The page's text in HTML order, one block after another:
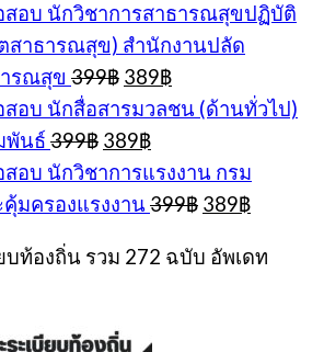
สอบ นักวิชาการสาธารณสุขปฏิบัติ
สาธารณสุข) สำนักงานปลัด
ารณสุข 399฿ Original
was:
399฿.
389฿Current
price
is:
อบ นักสื่อสารมวลชน (ด้านทั่วไป)
พันธ์ 399฿ Original
was:
399฿.
389฿Current
is:
389฿.
อบ นักวิชาการแรงงาน กรม
มครองแรงงาน 399฿ Original
was:
389฿Current
is:
บท้องถิ่น รวม 272 ฉบับ อัพเดท